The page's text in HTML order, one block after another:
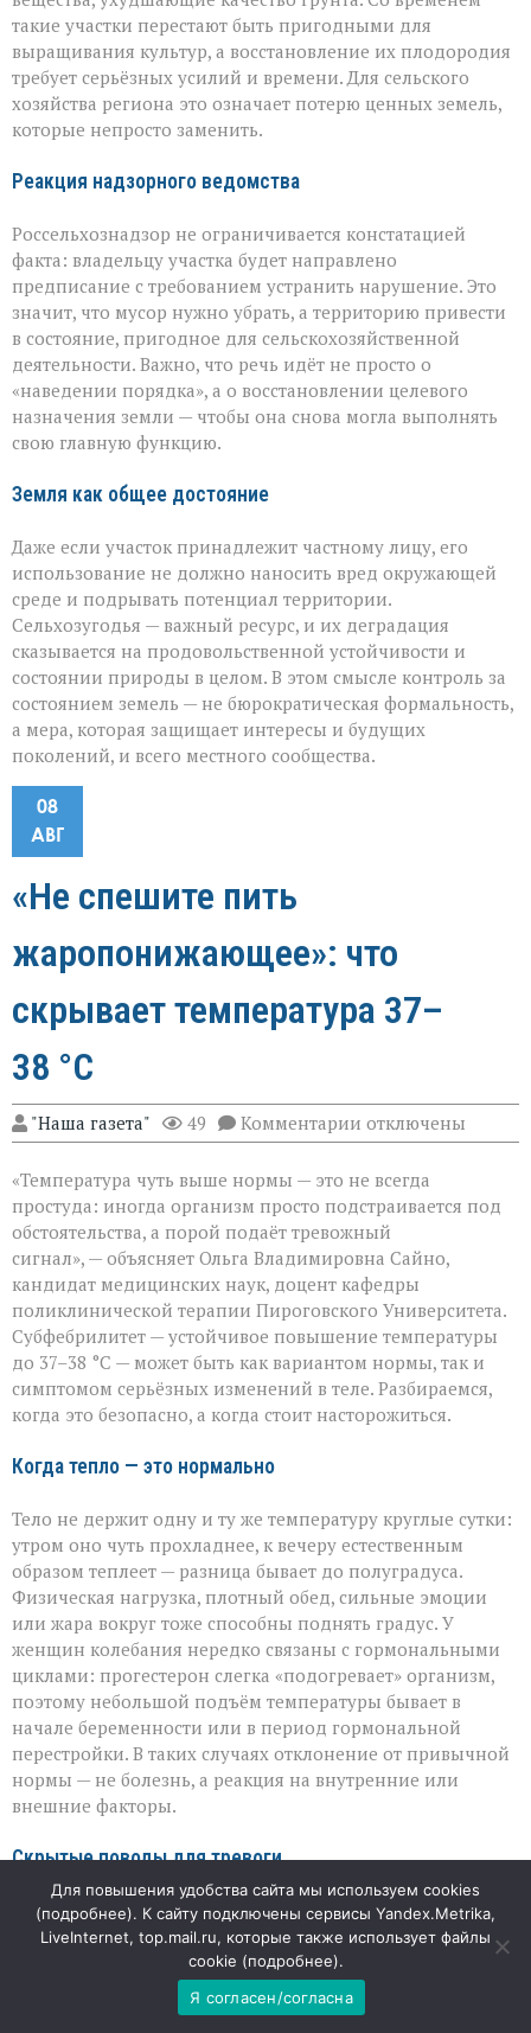
такие участки перестают быть пригодными для
выращивания культур, а восстановление их плодородия
требует серьёзных усилий и времени. Для сельского
хозяйства региона это означает потерю ценных земель,
которые непросто заменить.
Реакция надзорного ведомства
Россельхознадзор не ограничивается констатацией
факта: владельцу участка будет направлено
предписание с требованием устранить нарушение. Это
значит, что мусор нужно убрать, а территорию привести
в состояние, пригодное для сельскохозяйственной
деятельности. Важно, что речь идёт не просто о
«наведении порядка», а о восстановлении целевого
назначения земли — чтобы она снова могла выполнять
свою главную функцию.
Земля как общее достояние
Даже если участок принадлежит частному лицу, его
использование не должно наносить вред окружающей
среде и подрывать потенциал территории.
Сельхозугодья — важный ресурс, и их деградация
сказывается на продовольственной устойчивости и
состоянии природы в целом. В этом смысле контроль за
состоянием земель — не бюрократическая формальность,
а мера, которая защищает интересы и будущих
поколений, и всего местного сообщества.
08
АВГ
«Не спешите пить
жаропонижающее»: что
скрывает температура 37–
38 °C
"Наша газета" 49 Комментарии к
записи
спешите
пить
что
скрывает
температура
37–
38 °C
отключены
«Температура чуть выше нормы — это не всегда
простуда: иногда организм просто подстраивается под
обстоятельства, а порой подаёт тревожный
сигнал», — объясняет Ольга Владимировна Сайно,
кандидат медицинских наук, доцент кафедры
поликлинической терапии Пироговского Университета.
Субфебрилитет — устойчивое повышение температуры
до 37–38 °C — может быть как вариантом нормы, так и
симптомом серьёзных изменений в теле. Разбираемся,
когда это безопасно, а когда стоит насторожиться.
Когда тепло — это нормально
Тело не держит одну и ту же температуру круглые сутки:
утром оно чуть прохладнее, к вечеру естественным
образом теплеет — разница бывает до полуградуса.
Физическая нагрузка, плотный обед, сильные эмоции
или жара вокруг тоже способны поднять градус. У
женщин колебания нередко связаны с гормональными
циклами: прогестерон слегка «подогревает» организм,
поэтому небольшой подъём температуры бывает в
начале беременности или в период гормональной
перестройки. В таких случаях отклонение от привычной
нормы — не болезнь, а реакция на внутренние или
внешние факторы.
Скрытые поводы для тревоги
Если температура держится несколько дней подряд,
причина может быть глубже бытовых колебаний.
Нередко так проявляют себя вялотекущие инфекции — от
хронического тонзиллита до туберкулёза.
Неинфекционные причины тоже встречаются:
Для повышения удобства сайта мы используем cookies
(подробнее). К сайту подключены сервисы Yandex.Metrika,
LiveInternet, top.mail.ru, которые также использует файлы
cookie (подробнее).
Я согласен/согласна